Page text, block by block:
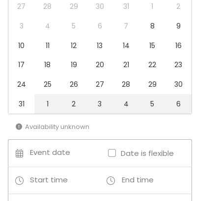
27 28 29 30 31 1
2
3
4 5 6 7 8
9
10
11 12 13 14 15
16
17
18 19 20 21 22
23
24
25 26 27 28 29
30
31
1 2 3 4 5 6
Availability unknown
Event date Date is flexible
Start time End time